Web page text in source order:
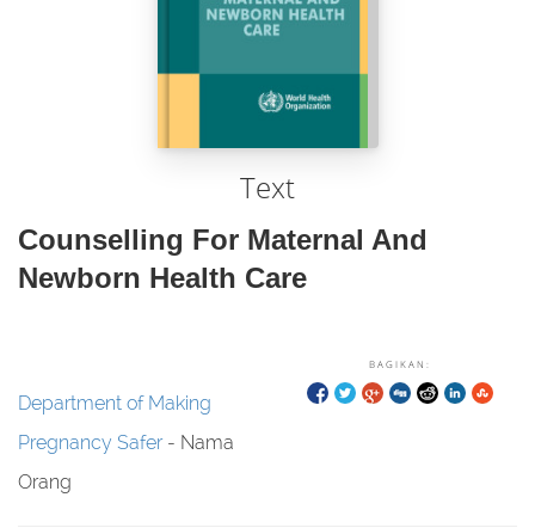
Text
Counselling For Maternal And
Newborn Health Care
BAGIKAN:
Department of Making
Pregnancy Safer- Nama
Orang